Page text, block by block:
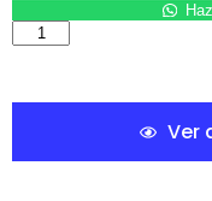
Ver